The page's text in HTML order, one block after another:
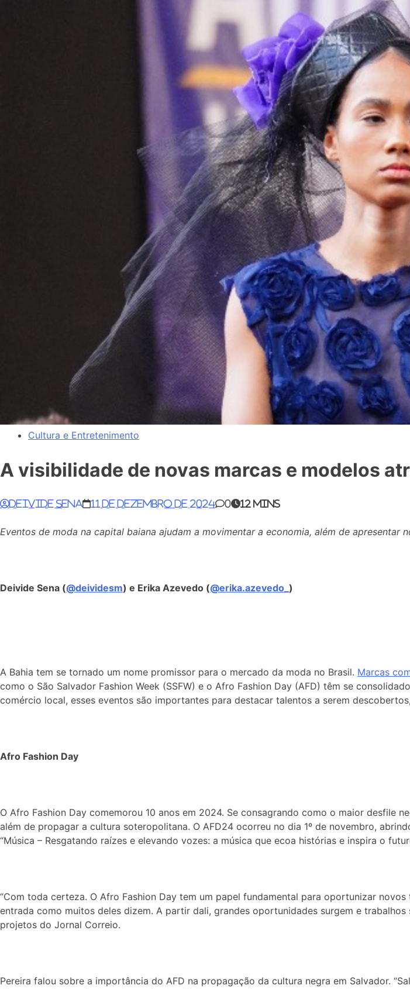
Cultura e Entretenimento
A visibilidade de novas marcas e modelos
Deivide Sena 11 de dezembro de 2024 0 12 mins
Eventos de moda na capital baiana ajudam a movimentar a economia, além de apresentar
Deivide Sena (@deividesm) e Erika Azevedo (@erika.azevedo_ )
A Bahia tem se tornado um nome promissor para o mercado da moda no Brasil. Marcas
como o São Salvador Fashion Week (SSFW) e o Afro Fashion Day (AFD) têm se
comércio local, esses eventos são importantes para destacar talentos a serem
Afro Fashion Day
O Afro Fashion Day comemorou 10 anos em 2024. Se consagrando como o maior desfile
além de propagar a cultura soteropolitana. O AFD24 ocorreu no dia 1º de novembro,
“Música – Resgatando raízes e elevando vozes: a música que ecoa histórias e inspira o
“Com toda certeza. O Afro Fashion Day tem um papel fundamental para oportunizar
entrada como muitos deles dizem. A partir dali, grandes oportunidades surgem e
projetos do Jornal Correio.
Pereira falou sobre a importância do AFD na propagação da cultura negra em Salvador.